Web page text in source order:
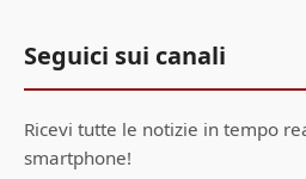
Seguici sui canali
Ricevi tutte le notizie in tempo
smartphone!